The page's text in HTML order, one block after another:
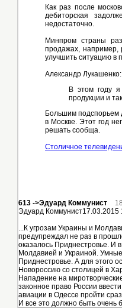
Как раз после
дебиторская
недостаточно.
Минпром страны
продажах, например,
улучшить ситуацию в
Александр Лукашенко:
В этом году
продукции и
Большим подспорьем
в Москве. Этот год
решать сообща.
Столичное
613 ->Эдуард Коммунист
Эдуард Коммунист17.03.2015
...К угрозам Украины и
предупреждал не раз в
оказалось Приднестровье. И
Молдавией и Украиной.
Приднестровье. А для этого
Новороссию со столицей в
Нападение на
законное право России
авиации в Одессе пройти
И все это должно быть очень